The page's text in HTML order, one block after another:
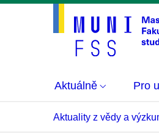
Aktuálně Pro
Aktuality z vědy a